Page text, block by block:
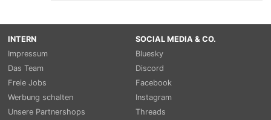
INTERN
Impressum
Das Team
Freie Jobs
Werbung schalten
Unsere Partnershops
SOCIAL MEDIA & CO.
Bluesky
Discord
Facebook
Instagram
Threads